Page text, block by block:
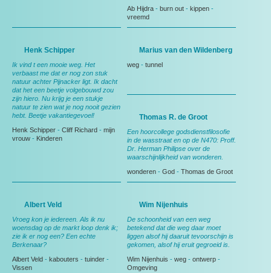
Ab Hijdra - burn out - kippen -
vreemd
Henk Schipper
Ik vind t een mooie weg. Het
verbaast me dat er nog zon stuk
natuur achter Pijnacker ligt. Ik dacht
dat het een beetje volgebouwd zou
zijn hiero. Nu krijg je een stukje
natuur te zien wat je nog nooit gezien
hebt. Beetje vakantiegevoel!
Henk Schipper - Cliff Richard - mijn
vrouw - Kinderen
Marius van den Wildenberg
weg - tunnel
Thomas R. de Groot
Een hoorcollege godsdienstfilosofie
in de wasstraat en op de N470: Proff.
Dr. Herman Philipse over de
waarschijnlijkheid van wonderen.
wonderen - God - Thomas de Groot
Albert Veld
Vroeg kon je iedereen. Als ik nu
woensdag op de markt loop denk ik;
zie ik er nog een? Een echte
Berkenaar?
Albert Veld - kabouters - tuinder -
Vissen
Wim Nijenhuis
De schoonheid van een weg
betekend dat die weg daar moet
liggen alsof hij daaruit tevoorschijn is
gekomen, alsof hij eruit gegroeid is.
Wim Nijenhuis - weg - ontwerp -
Omgeving